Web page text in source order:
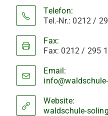
Telefon:
Tel.-Nr.: 0212 /
Fax:
Fax: 0212 / 295
Email:
Website:
waldschule-